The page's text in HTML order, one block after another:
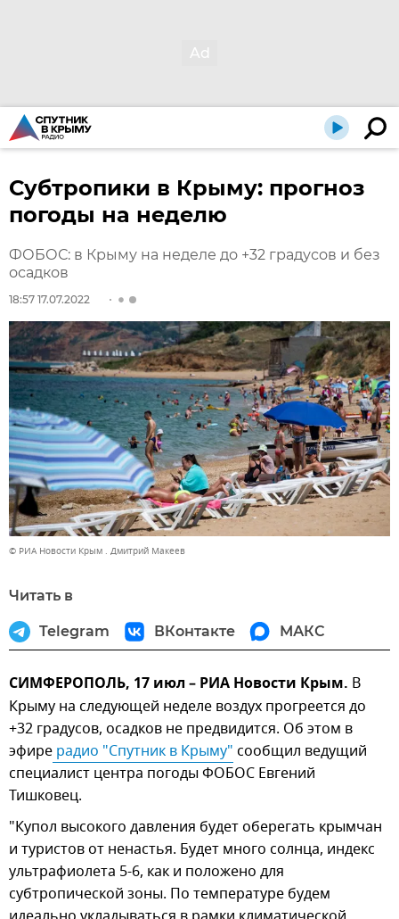
Субтропики в Крыму: прогноз
погоды на неделю
ФОБОС: в Крыму на неделе до +32 градусов и без
осадков
18:57 17.07.2022
© РИА Новости Крым . Дмитрий Макеев
Читать в
Telegram ВКонтакте МАКС
СИМФЕРОПОЛЬ, 17 июл – РИА Новости Крым. В
Крыму на следующей неделе воздух прогреется до
+32 градусов, осадков не предвидится. Об этом в
эфире радио "Спутник в Крыму" сообщил ведущий
специалист центра погоды ФОБОС Евгений
Тишковец.
"Купол высокого давления будет оберегать крымчан
и туристов от ненастья. Будет много солнца, индекс
ультрафиолета 5-6, как и положено для
субтропической зоны. По температуре будем